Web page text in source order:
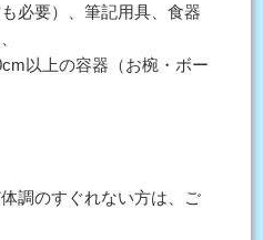
必要）、筆記用具、食器
以上の容器（お椀・ボー
調のすぐれない方は、ご